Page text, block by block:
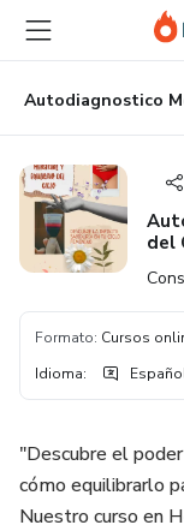
principal
página
de
página
del
Formato: Cursos
Idioma:
"Descubre el
cómo equilibrarlo
Nuestro curso en